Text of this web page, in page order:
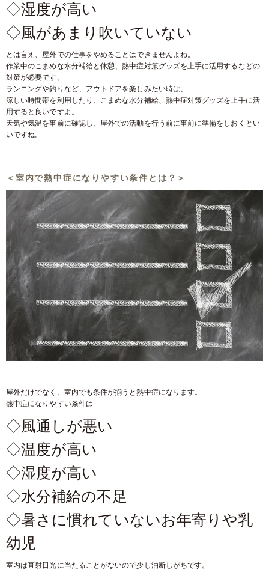
◇湿度が高い
◇風があまり吹いていない
とは言え、屋外での仕事をやめることはできませんよね。
作業中のこまめな水分補給と休憩、熱中症対策グッズを上手に活用するなどの
対策が必要です。
ランニングや釣りなど、アウトドアを楽しみたい時は、
涼しい時間帯を利用したり、こまめな水分補給、熱中症対策グッズを上手に活
用すると良いですよ。
天気や気温を事前に確認し、屋外での活動を行う前に事前に準備をしおくとい
いですね。
＜室内で熱中症になりやすい条件とは？＞
屋外だけでなく、室内でも条件が揃うと熱中症になります。
熱中症になりやすい条件は
◇風通しが悪い
◇温度が高い
◇湿度が高い
◇水分補給の不足
◇暑さに慣れていないお年寄りや乳
幼児
室内は直射日光に当たることがないので少し油断しがちです。